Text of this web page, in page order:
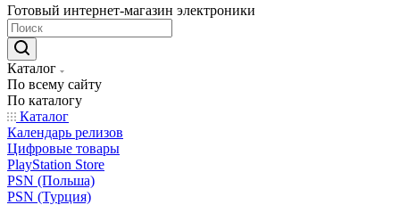
Готовый интернет-магазин электроники
Каталог
По всему сайту
По каталогу
Каталог
Календарь релизов
Цифровые товары
PlayStation Store
PSN (Польша)
PSN (Турция)